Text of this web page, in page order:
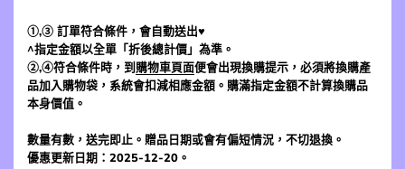
①,③ 訂單符合條件，會自動送出♥
^指定金額以全單「折後總計價」為準。
②,④符合條件時，到 購物車頁面便會出現換購提示，必須將換購產
品加入購物袋，系統會扣減相應金額。購滿指定金額不計算換購品
本身價值。
數量有數，送完即止。贈品日期或會有偏短情況，不切退換。
優惠更新日期：2025-12-20。